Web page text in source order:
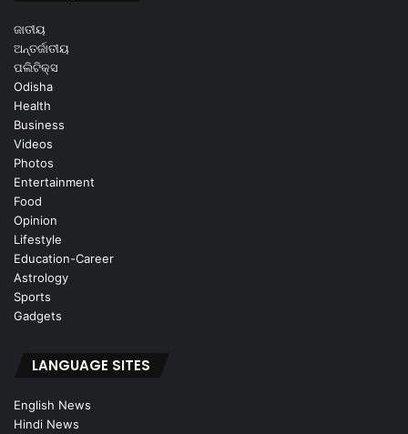
ଜାତୀୟ
ଅନ୍ତର୍ଜାତୀୟ
ପଲିଟିକ୍ସ
Odisha
Health
Business
Videos
Photos
Entertainment
Food
Opinion
Lifestyle
Education-Career
Astrology
Sports
Gadgets
LANGUAGE SITES
English News
Hindi News